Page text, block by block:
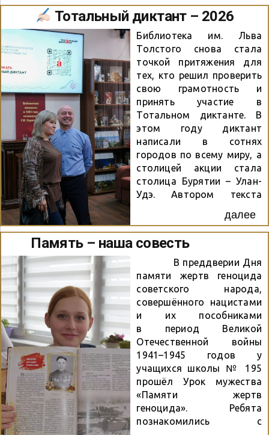
энциклопедиями, яркими
детскими книгами из...
классами. По
приглашению коллег
сотрудники библиотеки
имени Толстого приняли
в ней участие книгами,
статуэтками, запахами и
улыбками. Наш стенд
буквально притягивал
гостей как магнитом. Чего
там только не было!
Статуэтка серьёзной
девочки-якутки
моментально знакомила
всех с книгой-
откровением «Как мы
чуть не остались там
навсегда».
Представляете, 268 дней
в самой холодной точке
планеты –...
Тотальный диктант – 2026
Библиотека им. Льва
Толстого снова стала
точкой притяжения для
тех, кто решил проверить
свою грамотность и
принять участие в
Тотальном диктанте. В
этом году диктант
написали в сотнях
городов по всему миру, а
столицей акции стала
столица Бурятии – Улан-
Удэ. Автором текста
этого года стал писатель-
прозаик, публицист и
исследователь русской
литературы XX века,
лауреат премии «Большая
книга» и заслуженный
деятель искусств
Российской Федерации
Алексей Варламов. К
акции он подготовил
текст о детстве поэта
Александра Сергеевича
Пушкина и его
взаимоотношениях с
родителями. В нашей
часовой зоне мы
далее
Память – наша совесть
В преддверии Дня
памяти жертв геноцида
советского народа,
совершённого нацистами
и их пособниками
в период Великой
Отечественной войны
1941–1945 годов у
учащихся школы № 195
прошёл Урок мужества
«Памяти жертв
геноцида». Ребята
познакомились с